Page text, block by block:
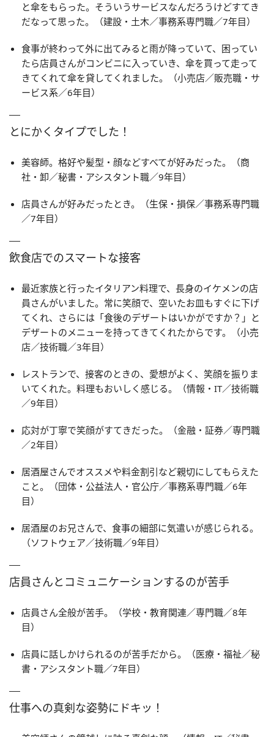
と傘をもらった。そういうサービスなんだろうけどすてき
だなって思った。（建設・土木／事務系専門職／7年目）
食事が終わって外に出てみると雨が降っていて、困ってい
たら店員さんがコンビニに入っていき、傘を買って走って
きてくれて傘を貸してくれました。（小売店／販売職・サ
ービス系／6年目）
とにかくタイプでした！
美容師。格好や髪型・顔などすべてが好みだった。（商
社・卸／秘書・アシスタント職／9年目）
店員さんが好みだったとき。（生保・損保／事務系専門職
／7年目）
飲食店でのスマートな接客
最近家族と行ったイタリアン料理で、長身のイケメンの店
員さんがいました。常に笑顔で、空いたお皿もすぐに下げ
てくれ、さらには「食後のデザートはいかがですか？」と
デザートのメニューを持ってきてくれたからです。（小売
店／技術職／3年目）
レストランで、接客のときの、愛想がよく、笑顔を振りま
いてくれた。料理もおいしく感じる。（情報・IT／技術職
／9年目）
応対が丁寧で笑顔がすてきだった。（金融・証券／専門職
／2年目）
居酒屋さんでオススメや料金割引など親切にしてもらえた
こと。（団体・公益法人・官公庁／事務系専門職／6年
目）
居酒屋のお兄さんで、食事の細部に気遣いが感じられる。
（ソフトウェア／技術職／9年目）
店員さんとコミュニケーションするのが苦手
店員さん全般が苦手。（学校・教育関連／専門職／8年
目）
店員に話しかけられるのが苦手だから。（医療・福祉／秘
書・アシスタント職／7年目）
仕事への真剣な姿勢にドキッ！